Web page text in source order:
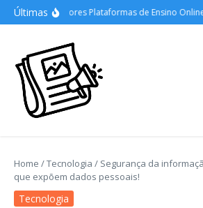
Ir para o conteúdo
ÚltimasAs Melhores Plataformas de Ensino
Home /Tecnologia / Segurança da
que expõem dados pessoais!
Tecnologia